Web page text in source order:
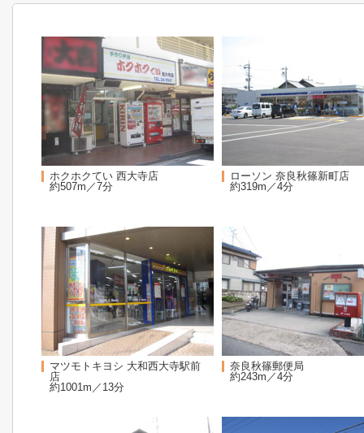
ホクホクてい 西大寺店
約507m／7分
ローソン 奈良秋篠新町店
約319m／4分
マツモトキヨシ 大和西大寺駅前
店
約1001m／13分
奈良秋篠郵便局
約243m／4分